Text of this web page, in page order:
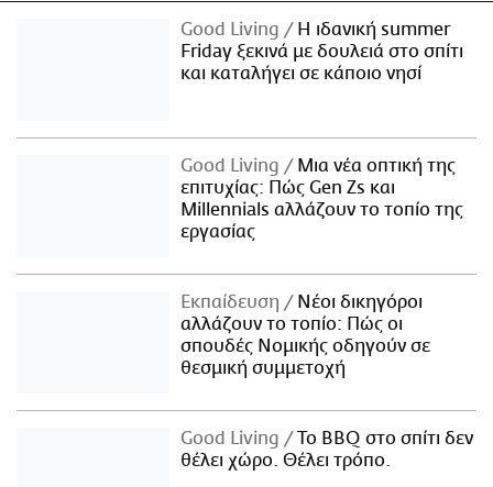
Good Living
Η ιδανική summer
Friday ξεκινά με δουλειά στο σπίτι
και καταλήγει σε κάποιο νησί
Good Living
Μια νέα οπτική της
επιτυχίας: Πώς Gen Zs και
Millennials αλλάζουν το τοπίο της
εργασίας
Εκπαίδευση
Νέοι δικηγόροι
αλλάζουν το τοπίο: Πώς οι
σπουδές Νομικής οδηγούν σε
θεσμική συμμετοχή
Good Living
Το BBQ στο σπίτι δεν
θέλει χώρο. Θέλει τρόπο.